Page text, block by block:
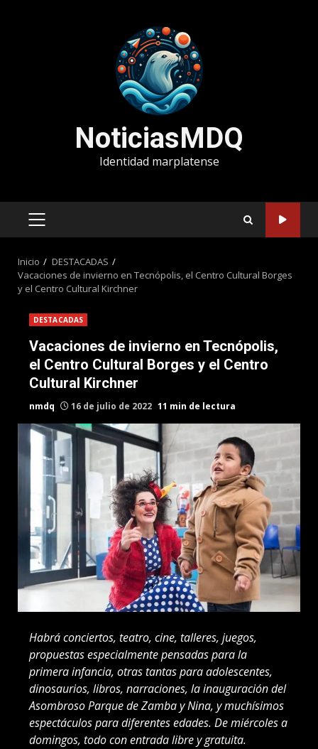
NoticiasMDQ
Identidad marplatense
MENÚ
Inicio
DESTACADAS
Vacaciones de invierno en Tecnópolis, el Centro Cultural Borges
y el Centro Cultural Kirchner
DESTACADAS
Vacaciones de invierno en Tecnópolis,
el Centro Cultural Borges y el Centro
Cultural Kirchner
nmdq 16 de julio de 2022 11 min de lectura
Habrá conciertos, teatro, cine, talleres, juegos,
propuestas especialmente pensadas para la
primera infancia, otras tantas para adolescentes,
dinosaurios, libros, narraciones, la inauguración del
Asombroso Parque de Zamba y Nina, y muchísimos
espectáculos para diferentes edades. De miércoles a
domingos, todo con entrada libre y gratuita.